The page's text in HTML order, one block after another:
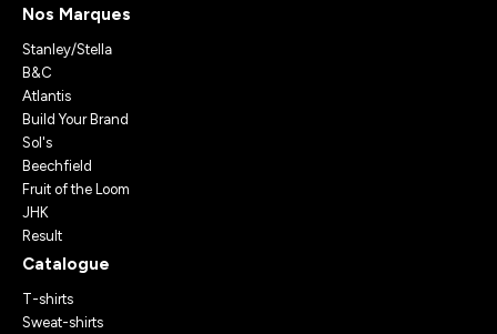
Nos Marques
Stanley/Stella
B&C
Atlantis
Build Your Brand
Sol's
Beechfield
Fruit of the Loom
JHK
Result
Catalogue
T-shirts
Sweat-shirts